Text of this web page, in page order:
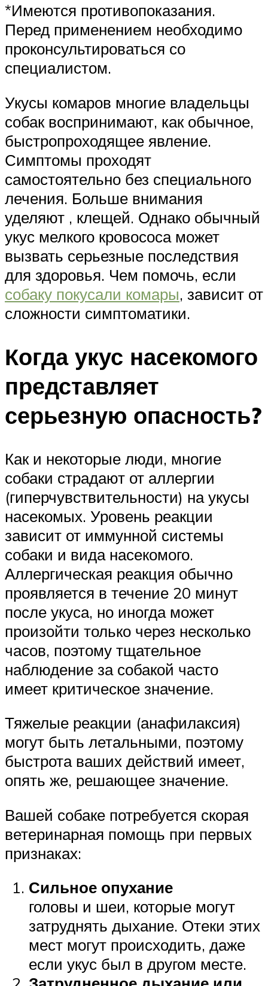
*Имеются противопоказания.
Перед применением необходимо
проконсультироваться со
специалистом.
Укусы комаров многие владельцы
собак воспринимают, как обычное,
быстропроходящее явление.
Симптомы проходят
самостоятельно без специального
лечения. Больше внимания
уделяют , клещей. Однако обычный
укус мелкого кровососа может
вызвать серьезные последствия
для здоровья. Чем помочь, если
собаку покусали комары, зависит от
сложности симптоматики.
Когда укус насекомого
представляет
серьезную опасность?
Как и некоторые люди, многие
собаки страдают от аллергии
(гиперчувствительности) на укусы
насекомых. Уровень реакции
зависит от иммунной системы
собаки и вида насекомого.
Аллергическая реакция обычно
проявляется в течение 20 минут
после укуса, но иногда может
произойти только через несколько
часов, поэтому тщательное
наблюдение за собакой часто
имеет критическое значение.
Тяжелые реакции (анафилаксия)
могут быть летальными, поэтому
быстрота ваших действий имеет,
опять же, решающее значение.
Вашей собаке потребуется скорая
ветеринарная помощь при первых
признаках:
Сильное опухание
головы и шеи, которые могут
затруднять дыхание. Отеки этих
мест могут происходить, даже
если укус был в другом месте.